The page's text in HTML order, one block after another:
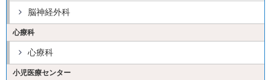
脳神経外科
心療科
心療科
小児医療センター